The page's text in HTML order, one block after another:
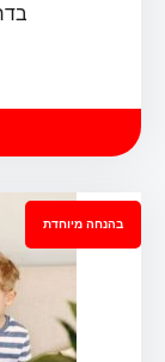
איך
בהנחה מיוחדת